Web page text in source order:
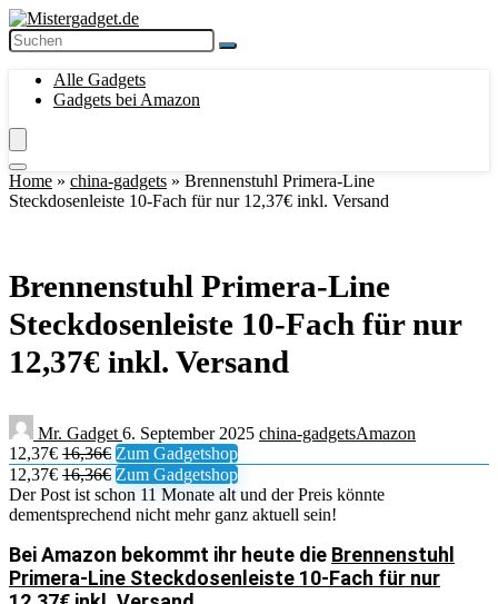
Alle Gadgets
Gadgets bei Amazon
Home » china-gadgets » Brennenstuhl Primera-Line
Steckdosenleiste 10-Fach für nur 12,37€ inkl. Versand
Brennenstuhl Primera-Line
Steckdosenleiste 10-Fach für nur
12,37€ inkl. Versand
Mr. Gadget 6. September 2025 china-gadgetsAmazon
12,37€ 16,36€ Zum Gadgetshop
12,37€ 16,36€ Zum Gadgetshop
Der Post ist schon 11 Monate alt und der Preis könnte
dementsprechend nicht mehr ganz aktuell sein!
Bei Amazon bekommt ihr heute die Brennenstuhl
Primera-Line Steckdosenleiste 10-Fach für nur